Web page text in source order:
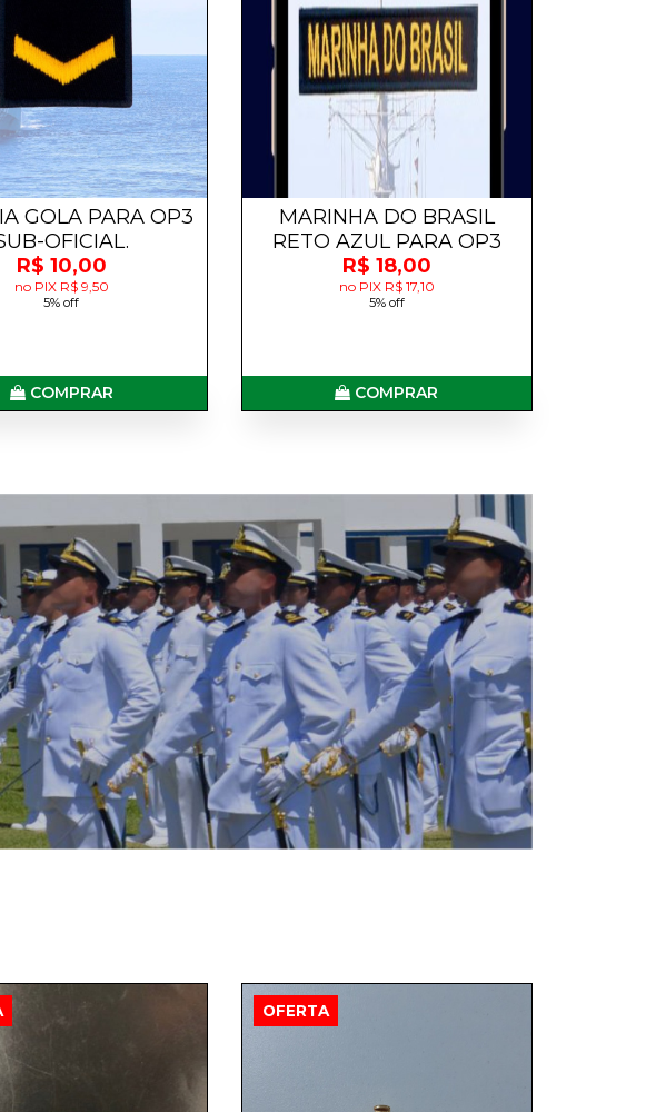
GOLA PARA OP3
OFICIAL.
R$ 10,00
no PIX R$ 9,50
5% off
COMPRAR
MARINHA DO BRASIL
RETO AZUL PARA OP3
R$ 18,00
no PIX R$ 17,10
5% off
COMPRAR
OFERTA